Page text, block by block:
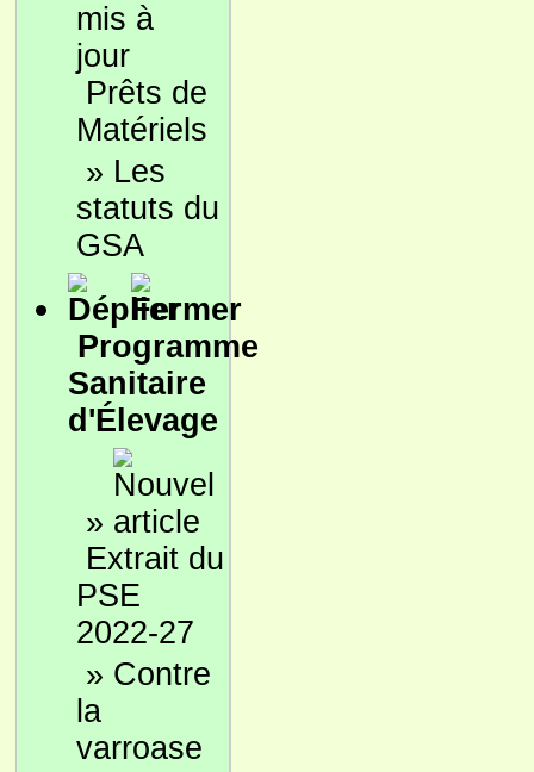
Prêts de
Matériels
» Les
statuts du
GSA
Programme
Sanitaire
d'Élevage
»
Extrait du
PSE
2022-27
» Contre
la
varroase